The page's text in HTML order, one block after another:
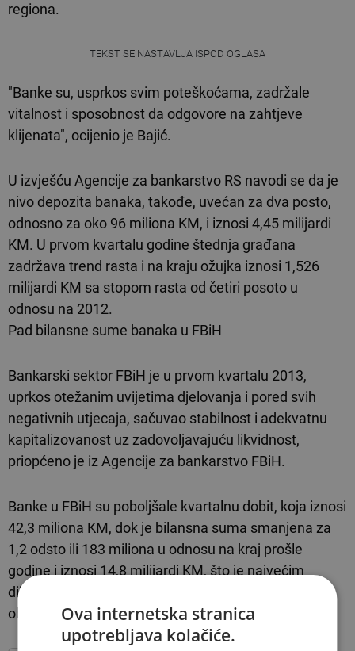
regiona.
TEKST SE NASTAVLJA ISPOD OGLASA
"Banke su, usprkos svim poteškoćama, zadržale
vitalnost i sposobnost da odgovore na zahtjeve
klijenata", ocijenio je Bajić.
U izvješću Agencije za bankarstvo RS navodi se da je
nivo depozita banaka, takođe, uvećan za dva posto,
odnosno za oko 96 miliona KM, i iznosi 4,45 milijardi
KM. U prvom kvartalu godine štednja građana
zadržava trend rasta i na kraju ožujka iznosi 1,526
milijardi KM sa stopom rasta od četiri posoto u
odnosu na 2012.
Pad bilansne sume banaka u FBiH
Bankarski sektor FBiH je u prvom kvartalu 2013,
uprkos otežanim uvijetima djelovanja i pored svih
negativnih utjecaja, sačuvao stabilnost i adekvatnu
kapitalizovanost uz zadovoljavajuću likvidnost,
priopćeno je iz Agencije za bankarstvo FBiH.
Banke u FBiH su poboljšale kvartalnu dobit, koja iznosi
42,3 miliona KM, dok je bilansna suma smanjena za
1,2 odsto ili 183 miliona u odnosu na kraj prošle
godine i iznosi 14,8 milijardi KM, što je najvećim
dijelom rezultat smanjenja depozita i kreditnih
obveza, a posljedično time i novčanih sredstava.
Ova internetska stranica
upotrebljava kolačiće.